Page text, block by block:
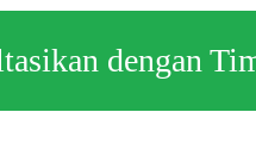
dengan